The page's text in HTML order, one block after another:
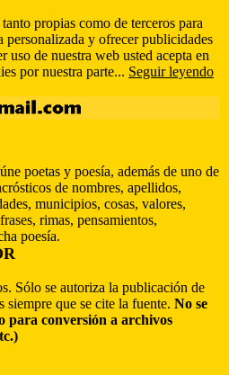
propias como de terceros para
personalizada y ofrecer publicidades
uso de nuestra web usted acepta en
por nuestra parte... Seguir leyendo
poetas y poesía, además de uno de
de nombres, apellidos,
municipios, cosas, valores,
rimas, pensamientos,
poesía.
Sólo se autoriza la publicación de
siempre que se cite la fuente. No se
para conversión a archivos